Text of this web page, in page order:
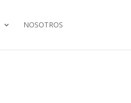
NOSOTROS